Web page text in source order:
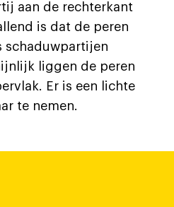
aan de rechterkant
is dat de peren
schaduwpartijen
liggen de peren
Er is een lichte
te nemen.